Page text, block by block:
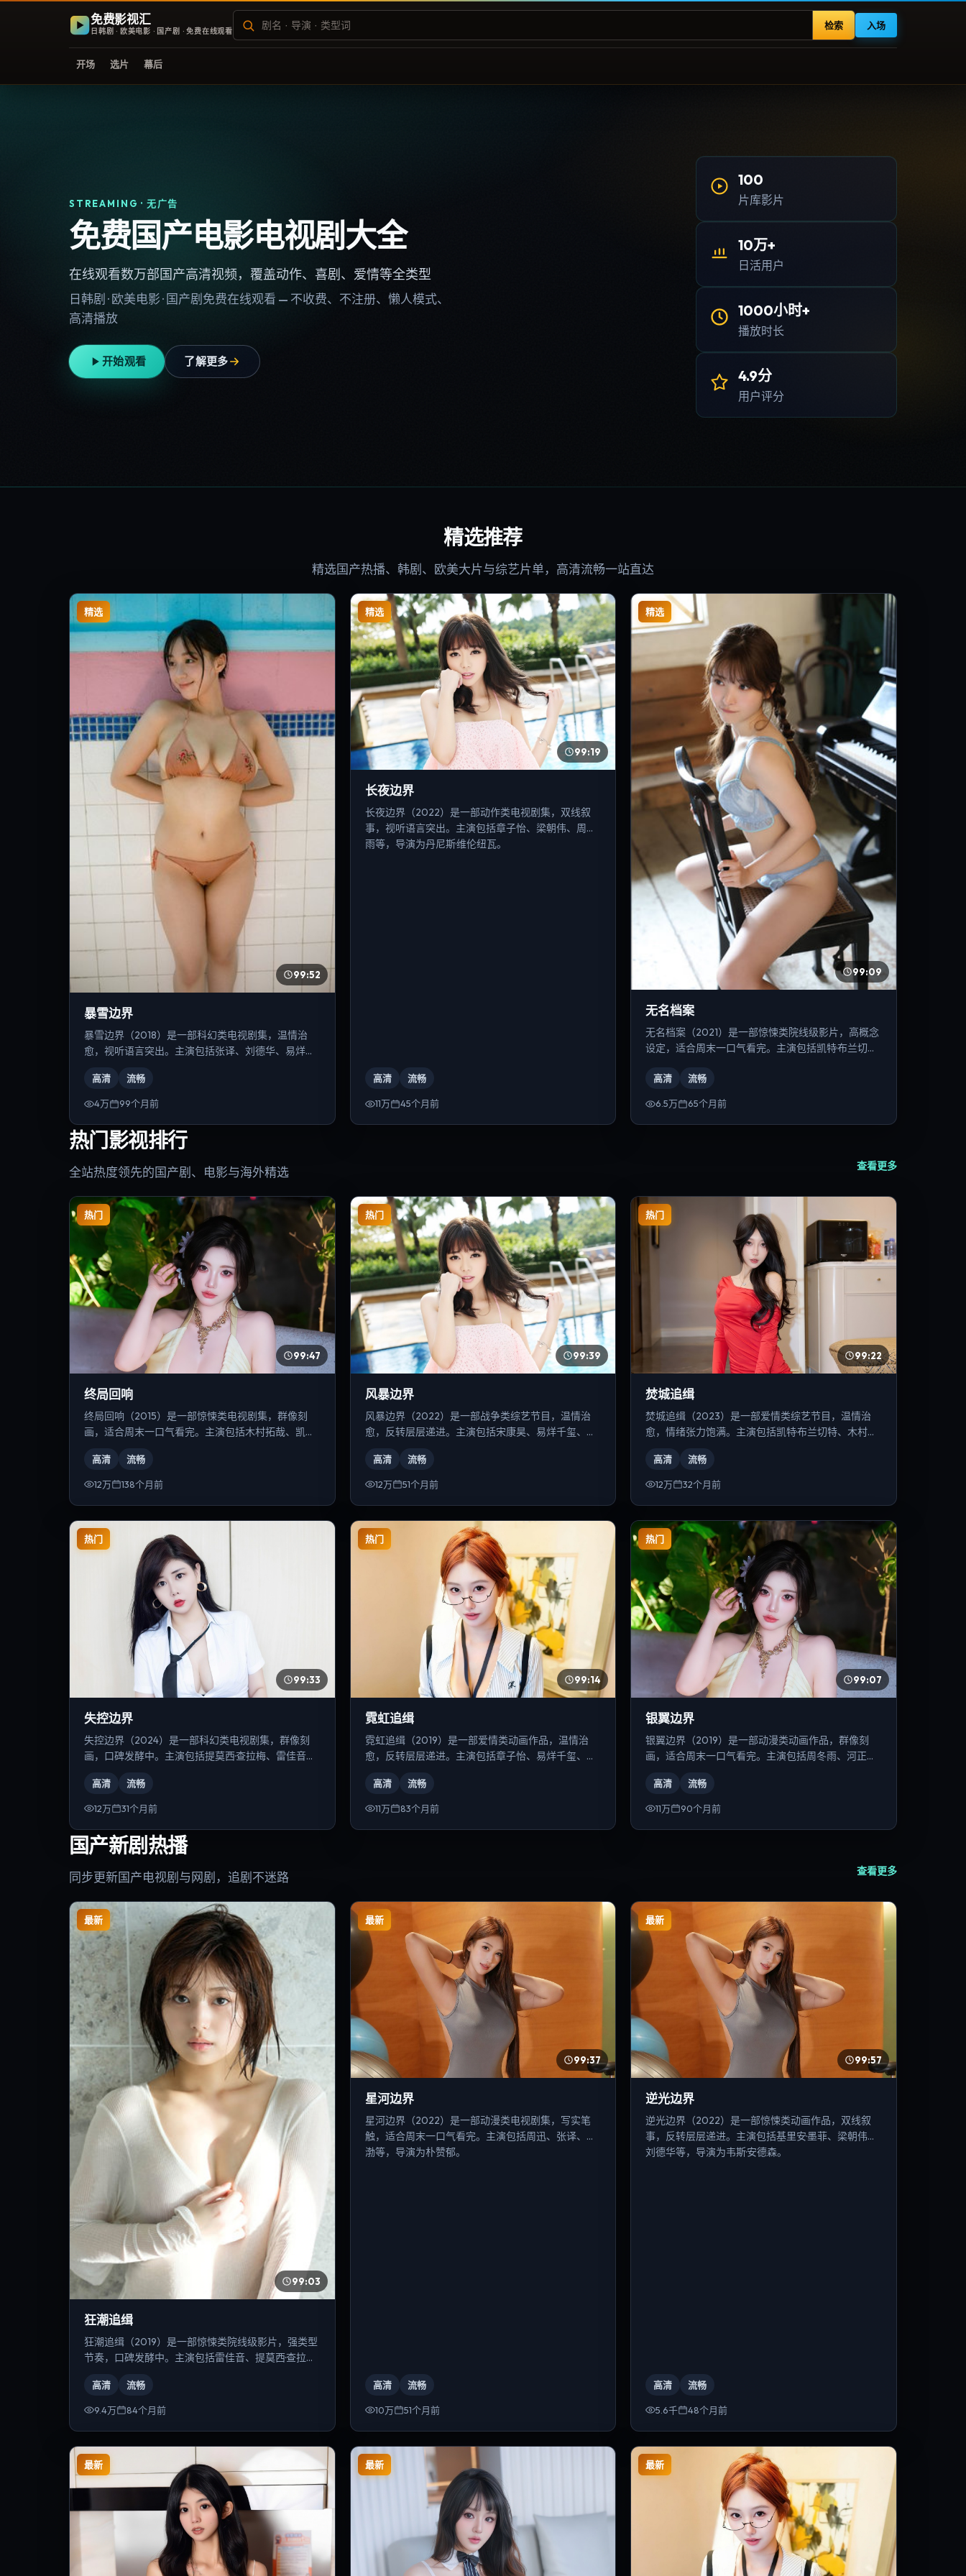
免费影视汇
日韩剧 · 欧美电影 · 国产剧 · 免费在线观看
检索 入场
开场 选片 幕后
STREAMING · 无广告
免费国产电影电视剧大全
在线观看数万部国产高清视频，覆盖动作、喜剧、爱情等全类型
日韩剧 · 欧美电影 · 国产剧免费在线观看 — 不收费、不注册、懒人模式、
高清播放
开始观看 了解更多
100
片库影片
10万+
日活用户
1000小时+
播放时长
4.9分
用户评分
精选推荐
精选国产热播、韩剧、欧美大片与综艺片单，高清流畅一站直达
精选
99:52
暴雪边界
暴雪边界（2018）是一部科幻类电视剧集，温情治
愈，视听语言突出。主演包括张译、刘德华、易烊千
高清 流畅
4万 99个月前
精选
99:19
长夜边界
长夜边界（2022）是一部动作类电视剧集，双线叙
事，视听语言突出。主演包括章子怡、梁朝伟、周冬
雨等，导演为丹尼斯·维伦纽瓦。
高清 流畅
11万 45个月前
精选
99:09
无名档案
无名档案（2021）是一部惊悚类院线级影片，高概念
设定，适合周末一口气看完。主演包括凯特·布兰切
高清 流畅
6.5万 65个月前
热门影视排行
全站热度领先的国产剧、电影与海外精选 查看更多
热门
99:47
终局回响
终局回响（2015）是一部惊悚类电视剧集，群像刻
画，适合周末一口气看完。主演包括木村拓哉、凯特·
特。
高清 流畅
12万 138个月前
热门
99:39
风暴边界
风暴边界（2022）是一部战争类综艺节目，温情治
愈，反转层层递进。主演包括宋康昊、易烊千玺、提
高清 流畅
12万 51个月前
热门
99:22
焚城追缉
焚城追缉（2023）是一部爱情类综艺节目，温情治
愈，情绪张力饱满。主演包括凯特·布兰切特、木村拓
高清 流畅
12万 32个月前
热门
99:33
失控边界
失控边界（2024）是一部科幻类电视剧集，群像刻
画，口碑发酵中。主演包括提莫西·查拉梅、雷佳音、
高清 流畅
12万 31个月前
热门
99:14
霓虹追缉
霓虹追缉（2019）是一部爱情类动画作品，温情治
愈，反转层层递进。主演包括章子怡、易烊千玺、黄
高清 流畅
11万 83个月前
热门
99:07
银翼边界
银翼边界（2019）是一部动漫类动画作品，群像刻
画，适合周末一口气看完。主演包括周冬雨、河正
高清 流畅
11万 90个月前
国产新剧热播
同步更新国产电视剧与网剧，追剧不迷路 查看更多
最新
99:03
狂潮追缉
狂潮追缉（2019）是一部惊悚类院线级影片，强类型
节奏，口碑发酵中。主演包括雷佳音、提莫西·查拉
高清 流畅
9.4万 84个月前
最新
99:37
星河边界
星河边界（2022）是一部动漫类电视剧集，写实笔
触，适合周末一口气看完。主演包括周迅、张译、黄
渤等，导演为朴赞郁。
高清 流畅
10万 51个月前
最新
99:57
逆光边界
逆光边界（2022）是一部惊悚类动画作品，双线叙
事，反转层层递进。主演包括基里安·墨菲、梁朝伟、
刘德华等，导演为韦斯·安德森。
高清 流畅
5.6千 48个月前
最新 最新 最新